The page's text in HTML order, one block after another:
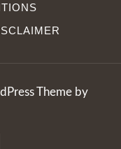
Theme by